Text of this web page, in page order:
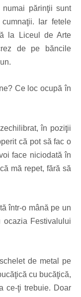
părinţii sunt
Iar fetele
la Liceul de Arte
de pe băncile
Ce loc ocupă în
în poziţii
că pot să fac o
face niciodată în
mă repet, fără să
o mână pe un
ocazia Festivalului
de metal pe
cu bucăţică,
ce-ţi trebuie. Doar